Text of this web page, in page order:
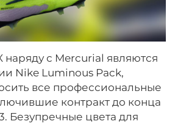
наряду с Mercurial являются
Nike Luminous Pack,
все профессиональные
контракт до конца
Безупречные цвета для